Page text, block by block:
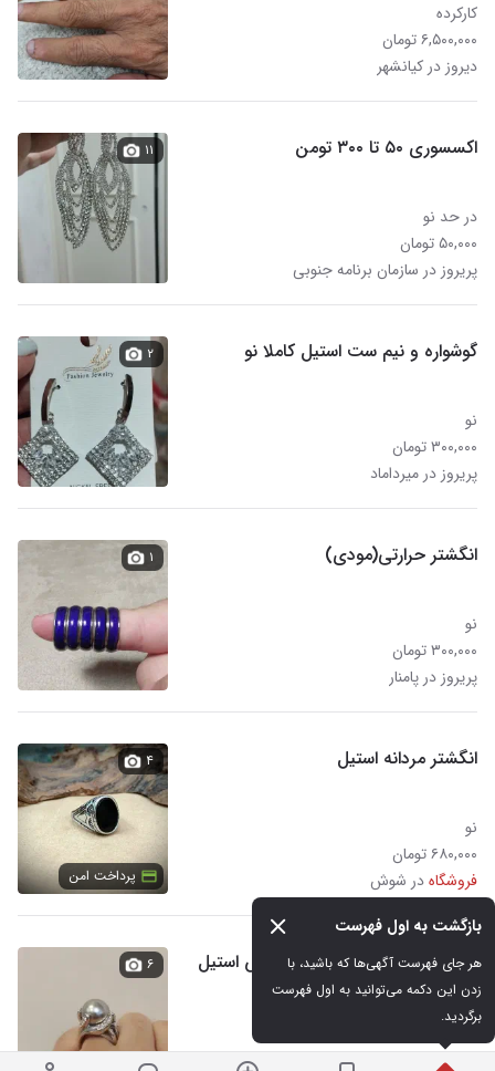
بازگشت به اول فهرست
برگردید.
کارکرده
۶,۵۰۰,۰۰۰ تومان
دیروز در کیانشهر
اکسسوری ۵۰ تا ۳۰۰ تومن
در حد نو
۵۰,۰۰۰ تومان
پریروز در سازمان برنامه جنوبی
۱۱
گوشواره و نیم ست استیل کاملا نو
نو
۳۰۰,۰۰۰ تومان
پریروز در میرداماد
۲
انگشتر حرارتی(مودی)
نو
۳۰۰,۰۰۰ تومان
پریروز در پامنار
۱
انگشتر مردانه استیل
نو
۶۸۰,۰۰۰ تومان
فروشگاهدر شوش
۴
پرداخت امن
انگشتر مروارید بیسار زیبا و خوش استیل
نو
۵۸۰,۰۰۰ تومان
۶